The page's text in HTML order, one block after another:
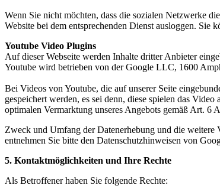
Wenn Sie nicht möchten, dass die sozialen Netzwerke
Website bei dem entsprechenden Dienst ausloggen.
Youtube Video Plugins
Auf dieser Webseite werden Inhalte dritter Anbieter
Youtube wird betrieben von der Google LLC, 1600
Bei Videos von Youtube, die auf unserer Seite
gespeichert werden, es sei denn, diese spielen das
optimalen Vermarktung unseres Angebots gemäß Art. 6
Zweck und Umfang der Datenerhebung und die
entnehmen Sie bitte den Datenschutzhinweisen von
5. Kontaktmöglichkeiten und Ihre Rechte
Als Betroffener haben Sie folgende Rechte: